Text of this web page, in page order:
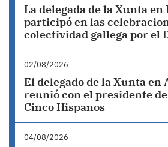
La delegada de la Xunta
participó en las
colectividad gallega por el
02/08/2026
El delegado de la Xunta en
reunió con el presidente
Cinco Hispanos
04/08/2026